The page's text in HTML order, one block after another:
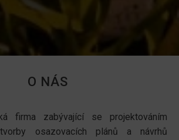
O NÁS
firma zabývající se projektováním
osazovacích plánů a návrhů